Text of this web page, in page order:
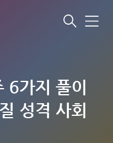
메
6가지 풀이
성격 사회